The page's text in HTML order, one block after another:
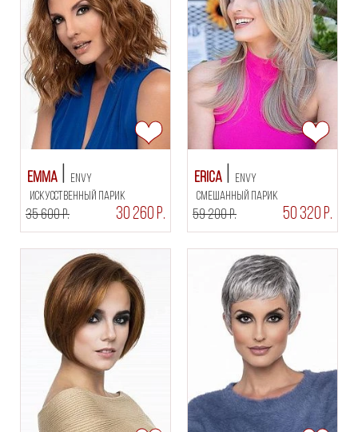
Emma
искусственный парик
Envy
35 600 Р. 30 260 Р.
Erica
смешанный парик
Envy
59 200 Р. 50 320 Р.